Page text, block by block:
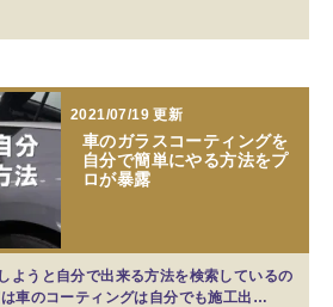
2021/07/19 更新
車のガラスコーティングを
自分で簡単にやる方法をプ
ロが暴露
ようと自分で出来る方法を検索しているの
車のコーティングは自分でも施工出…